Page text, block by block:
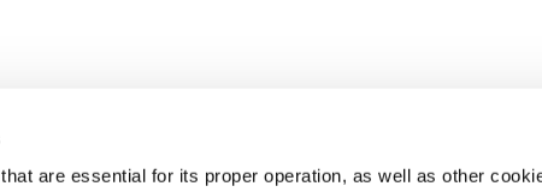
are essential for its proper operation, as well as other